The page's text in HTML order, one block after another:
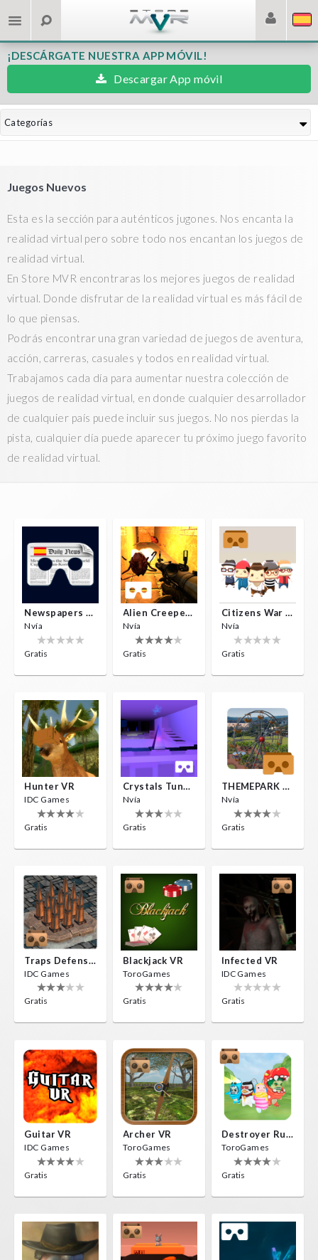
¡DESCÁRGATE NUESTRA APP MÓVIL!
Descargar App móvil
Categorías
Juegos Nuevos
Esta es la sección para auténticos jugones. Nos encanta la
realidad virtual pero sobre todo nos encantan los juegos de
realidad virtual.
En Store MVR encontraras los mejores juegos de realidad
virtual. Donde disfrutar de la realidad virtual es más fácil de
lo que piensas.
Podrás encontrar una gran variedad de juegos de aventura,
acción, carreras, casuales y todos en realidad virtual.
Trabajamos cada día para aumentar nuestra colección de
juegos de realidad virtual, en donde cualquier desarrollador
de cualquier país puede incluir sus juegos. No nos pierdas la
pista, cualquier día puede aparecer tu próximo juego favorito
de realidad virtual.
Newspapers Spain VR
Nvía
Gratis
Alien Creepers VR
Nvía
Gratis
Citizens War VR
Nvía
Gratis
Hunter VR
IDC Games
Gratis
Crystals Tunnel VR
Nvía
Gratis
THEMEPARK VR
Nvía
Gratis
Traps Defense VR
IDC Games
Gratis
Blackjack VR
ToroGames
Gratis
Infected VR
IDC Games
Gratis
Guitar VR
IDC Games
Gratis
Archer VR
ToroGames
Gratis
Destroyer Run VR
ToroGames
Gratis